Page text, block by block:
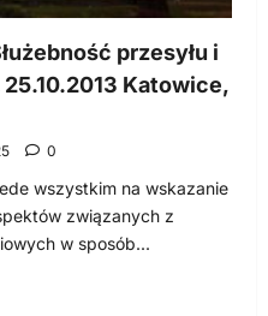
przesyłu i
Katowice,
0
wszystkim na wskazanie
związanych z
w sposób...